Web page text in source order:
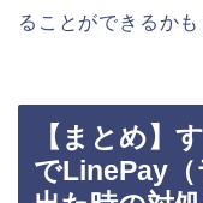
ることができるかも
【まとめ】
でLinePay